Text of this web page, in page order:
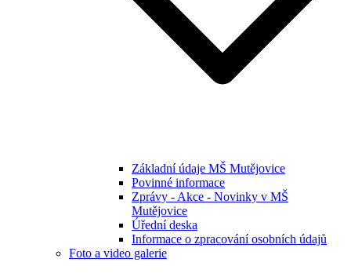
Základní údaje MŠ Mutějovice
Povinné informace
Zprávy - Akce - Novinky v MŠ
Mutějovice
Úřední deska
Informace o zpracování osobních údajů
Foto a video galerie